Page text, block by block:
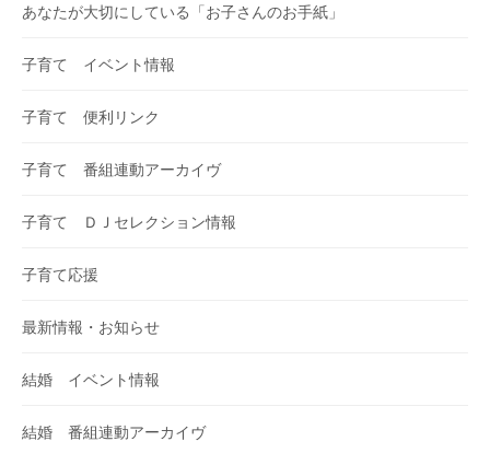
あなたが大切にしている「お子さんのお手紙」
子育て イベント情報
子育て 便利リンク
子育て 番組連動アーカイヴ
子育て ＤＪセレクション情報
子育て応援
最新情報・お知らせ
結婚 イベント情報
結婚 番組連動アーカイヴ